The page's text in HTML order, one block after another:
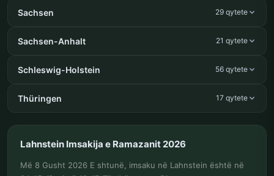
Sachsen 29 qytete
Sachsen-Anhalt 21 qytete
Schleswig-Holstein 56 qytete
Thüringen 17 qytete
Lahnstein Imsakija e Ramazanit 2026
Më 8 Gusht 2026 E shtunë, imsaku në Lahnstein është në